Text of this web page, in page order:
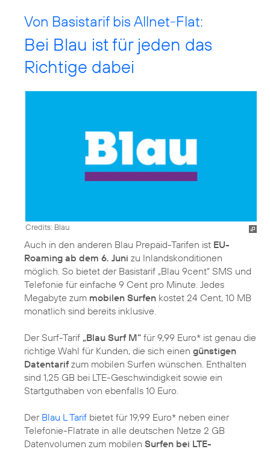
Von Basistarif bis Allnet-Flat:
Bei Blau ist für jeden das
Richtige dabei
Credits: Blau
Auch in den anderen Blau Prepaid-Tarifen ist EU-
Roaming ab dem 6. Juni zu Inlandskonditionen
möglich. So bietet der Basistarif „Blau 9cent“ SMS und
Telefonie für einfache 9 Cent pro Minute. Jedes
Megabyte zum mobilen Surfen kostet 24 Cent, 10 MB
monatlich sind bereits inklusive.
Der Surf-Tarif „Blau Surf M“ für 9,99 Euro* ist genau die
richtige Wahl für Kunden, die sich einen günstigen
Datentarif zum mobilen Surfen wünschen. Enthalten
sind 1,25 GB bei LTE-Geschwindigkeit sowie ein
Startguthaben von ebenfalls 10 Euro.
Der Blau L Tarif bietet für 19,99 Euro* neben einer
Telefonie-Flatrate in alle deutschen Netze 2 GB
Datenvolumen zum mobilen Surfen bei LTE-